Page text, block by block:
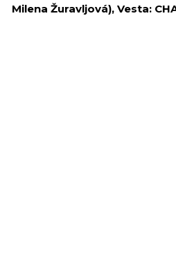
Milena Žuravljová), Vesta: